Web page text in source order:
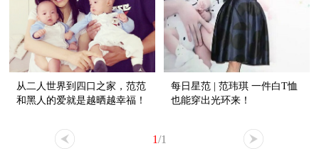
从二人世界到四口之家，范范
和黑人的爱就是越晒越幸福！
每日星范 | 范玮琪 一件白T恤
也能穿出光环来！
1/1